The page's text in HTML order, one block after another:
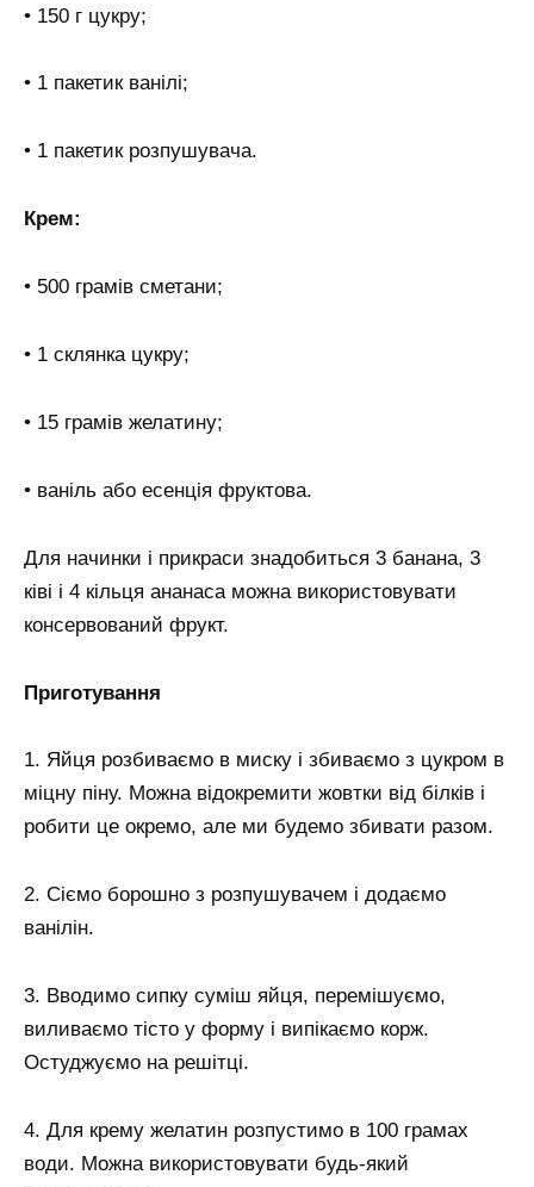
• 150 г цукру;
• 1 пакетик ванілі;
• 1 пакетик розпушувача.
Крем:
• 500 грамів сметани;
• 1 склянка цукру;
• 15 грамів желатину;
• ваніль або есенція фруктова.
Для начинки і прикраси знадобиться 3 банана, 3
ківі і 4 кільця ананаса можна використовувати
консервований фрукт.
Приготування
1. Яйця розбиваємо в миску і збиваємо з цукром в
міцну піну. Можна відокремити жовтки від білків і
робити це окремо, але ми будемо збивати разом.
2. Сіємо борошно з розпушувачем і додаємо
ванілін.
3. Вводимо сипку суміш яйця, перемішуємо,
виливаємо тісто у форму і випікаємо корж.
Остуджуємо на решітці.
4. Для крему желатин розпустимо в 100 грамах
води. Можна використовувати будь-який